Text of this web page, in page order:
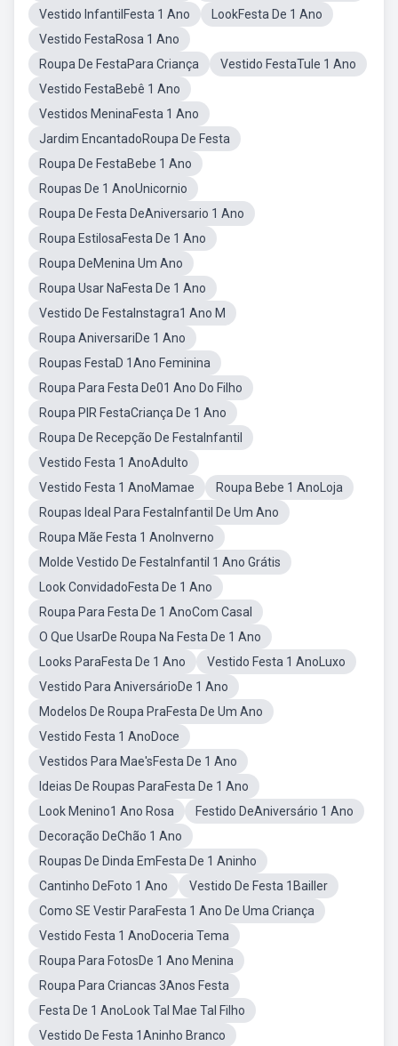
Vestido InfantilFesta 1 Ano
LookFesta De 1 Ano
Vestido FestaRosa 1 Ano
Roupa De FestaPara Criança
Vestido FestaTule 1 Ano
Vestido FestaBebê 1 Ano
Vestidos MeninaFesta 1 Ano
Jardim EncantadoRoupa De Festa
Roupa De FestaBebe 1 Ano
Roupas De 1 AnoUnicornio
Roupa De Festa DeAniversario 1 Ano
Roupa EstilosaFesta De 1 Ano
Roupa DeMenina Um Ano
Roupa Usar NaFesta De 1 Ano
Vestido De FestaInstagra1 Ano M
Roupa AniversariDe 1 Ano
Roupas FestaD 1Ano Feminina
Roupa Para Festa De01 Ano Do Filho
Roupa PIR FestaCriança De 1 Ano
Roupa De Recepção De FestaInfantil
Vestido Festa 1 AnoAdulto
Vestido Festa 1 AnoMamae
Roupa Bebe 1 AnoLoja
Roupas Ideal Para FestaInfantil De Um Ano
Roupa Mãe Festa 1 AnoInverno
Molde Vestido De FestaInfantil 1 Ano Grátis
Look ConvidadoFesta De 1 Ano
Roupa Para Festa De 1 AnoCom Casal
O Que UsarDe Roupa Na Festa De 1 Ano
Looks ParaFesta De 1 Ano
Vestido Festa 1 AnoLuxo
Vestido Para AniversárioDe 1 Ano
Modelos De Roupa PraFesta De Um Ano
Vestido Festa 1 AnoDoce
Vestidos Para Mae'sFesta De 1 Ano
Ideias De Roupas ParaFesta De 1 Ano
Look Menino1 Ano Rosa
Festido DeAniversário 1 Ano
Decoração DeChão 1 Ano
Roupas De Dinda EmFesta De 1 Aninho
Cantinho DeFoto 1 Ano
Vestido De Festa 1Bailler
Como SE Vestir ParaFesta 1 Ano De Uma Criança
Vestido Festa 1 AnoDoceria Tema
Roupa Para FotosDe 1 Ano Menina
Roupa Para Criancas 3Anos Festa
Festa De 1 AnoLook Tal Mae Tal Filho
Vestido De Festa 1Aninho Branco